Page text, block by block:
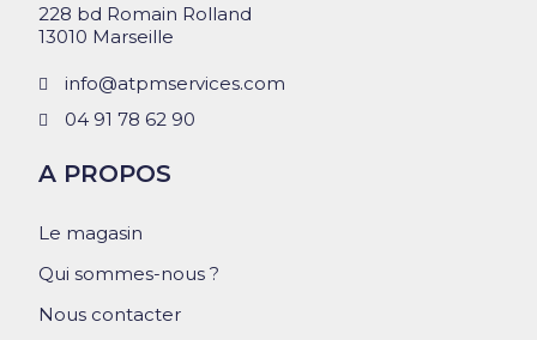
228 bd Romain Rolland
13010 Marseille
info@atpmservices.com
04 91 78 62 90
A PROPOS
Le magasin
Qui sommes-nous ?
Nous contacter